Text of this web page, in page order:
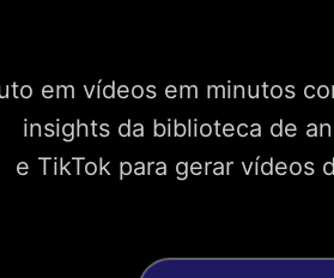
em vídeos em minutos
insights da biblioteca de
e TikTok para gerar vídeos